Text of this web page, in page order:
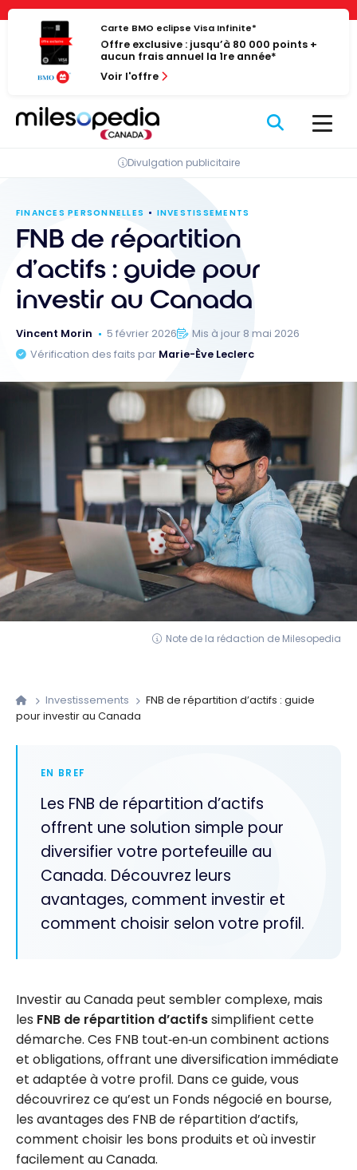
Panneau de gestion des cookies
Passer
contenu
Carte BMO eclipse Visa Infinite*
Offre exclusive : jusqu’à 80 000 points +
aucun frais annuel la 1re année*
Voir l'offre
Divulgation publicitaire
FINANCES PERSONNELLES INVESTISSEMENTS
FNB de répartition
d’actifs : guide pour
investir au Canada
Vincent Morin 5 février 2026
Mis à jour 8 mai 2026
Vérification des faits par Marie-Ève Leclerc
Note de la rédaction de Milesopedia
Investissements
FNB de répartition d’actifs : guide
pour investir au Canada
EN BREF
Les FNB de répartition d’actifs
offrent une solution simple pour
diversifier votre portefeuille au
Canada. Découvrez leurs
avantages, comment investir et
comment choisir selon votre profil.
Investir au Canada peut sembler complexe, mais
les FNB de répartition d’actifssimplifient cette
démarche. Ces FNB tout‑en‑un combinent actions
et obligations, offrant une diversification immédiate
et adaptée à votre profil. Dans ce guide, vous
découvrirez ce qu’est un Fonds négocié en bourse,
les avantages des FNB de répartition d’actifs,
comment choisir les bons produits et où investir
facilement au Canada.